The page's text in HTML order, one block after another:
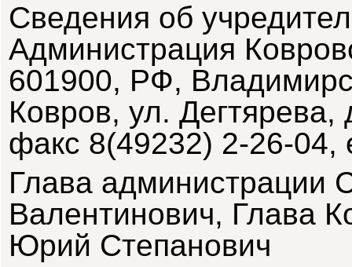
Сведения об
Администрация
601900, РФ,
Ковров, ул.
факс 8(49232) 2-26-04,
Глава администрации
Валентинович, Глава
Юрий Степанович